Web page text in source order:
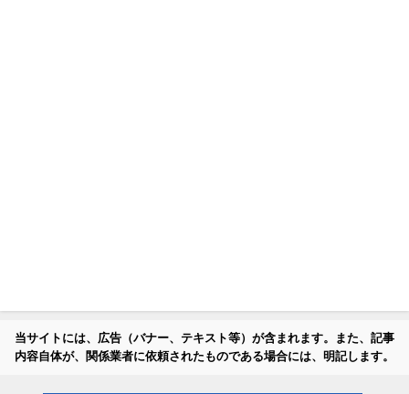
当サイトには、広告（バナー、テキスト等）が含まれます。また、記事
内容自体が、関係業者に依頼されたものである場合には、明記します。